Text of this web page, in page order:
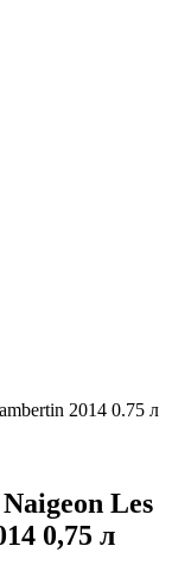
2014 0.75 л
Les
0,75 л